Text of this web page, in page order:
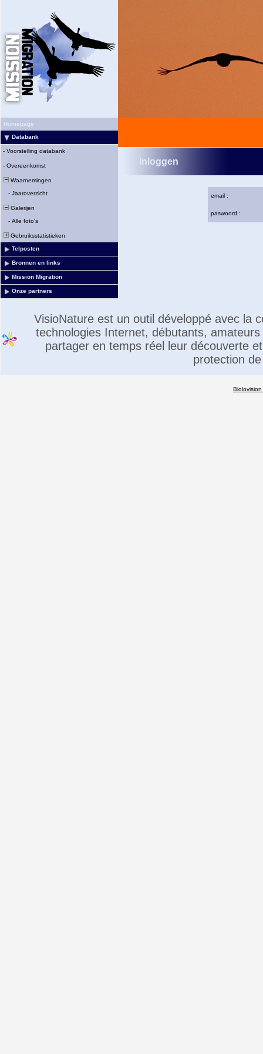
Homepage
Databank
- Voorstelling databank
- Overeenkomst
Waarnemingen
- Jaaroverzicht
Galerijen
- Alle foto's
Gebruiksstatistieken
Telposten
Bronnen en links
Mission Migration
Onze partners
Inloggen
email :
paswoord :
VisioNature est un outil développé avec la
technologies Internet, débutants,
partager en temps réel leur découverte
protection
Biolovision